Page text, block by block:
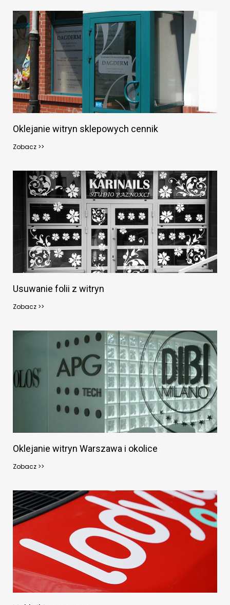
Oklejanie witryn sklepowych cennik
Zobacz >>
Usuwanie folii z witryn
Zobacz >>
Oklejanie witryn Warszawa i okolice
Zobacz >>